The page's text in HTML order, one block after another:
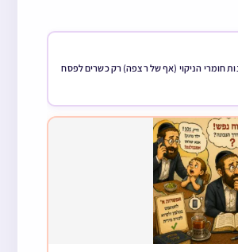
חומרי הניקוי (אף של רצפה) רק כשרים לפסח